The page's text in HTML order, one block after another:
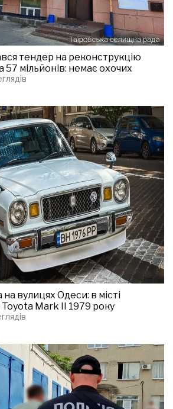
тендер на реконструкцію
57 мільйонів: немає охочих
вулицях Одеси: в місті
Toyota Mark II 1979 року